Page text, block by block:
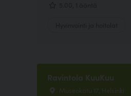
Ravintola KuuKuu
Museokatu 17, Helsinki